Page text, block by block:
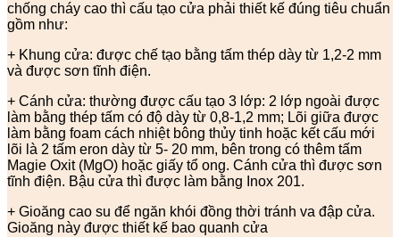
chống cháy cao thì cấu tạo cửa phải thiết kế đúng tiêu chuẩn
gồm như:
+ Khung cửa: được chế tạo bằng tấm thép dày từ 1,2-2 mm
và được sơn tĩnh điện.
+ Cánh cửa: thường được cấu tạo 3 lớp: 2 lớp ngoài được
làm bằng thép tấm có độ dày từ 0,8-1,2 mm; Lõi giữa được
làm bằng foam cách nhiệt bông thủy tinh hoặc kết cấu mới
lõi là 2 tấm eron dày từ 5- 20 mm, bên trong có thêm tấm
Magie Oxit (MgO) hoặc giấy tổ ong. Cánh cửa thì được sơn
tĩnh điện. Bậu cửa thì được làm bằng Inox 201.
+ Gioăng cao su để ngăn khói đồng thời tránh va đập cửa.
Gioăng này được thiết kế bao quanh cửa